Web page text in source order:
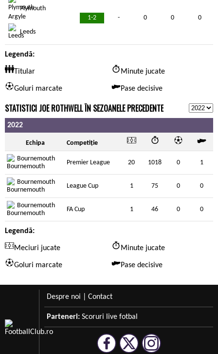
Plymouth
1-2
Leeds
- 0 0 0
Legendă:
Titular Minute jucate
Goluri marcate Pase decisive
STATISTICI JOE ROTHWELL ÎN SEZOANELE PRECEDENTE
2022
Echipa Competiție
Bournemouth
Premier League 20 1018 0 1
Bournemouth
League Cup 1 75 0 0
Bournemouth
FA Cup 1 46 0 0
Legendă:
Meciuri jucate Minute jucate
Goluri marcate Pase decisive
Despre noi Contact
Parteneri: Scoruri live fotbal